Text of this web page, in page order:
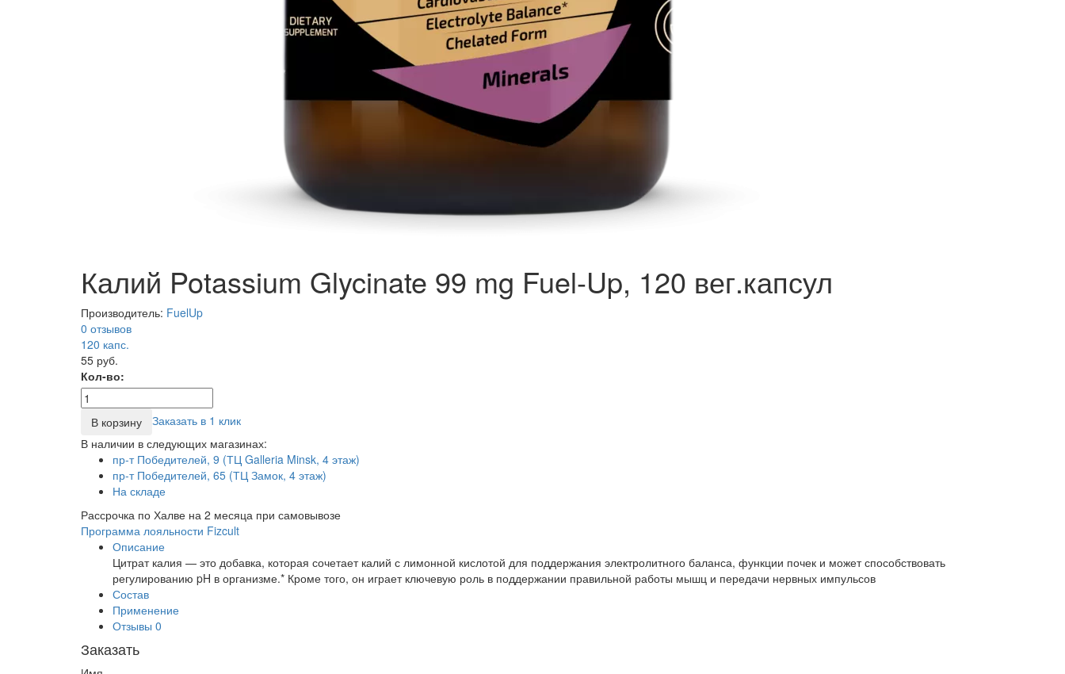
Калий Potassium Glycinate 99 mg Fuel-Up, 120 вег.капсул
Производитель: FuelUp
0 отзывов
120 капс.
55 руб.
Кол-во:
В корзину
Заказать в 1 клик
В наличии в следующих магазинах:
пр-т Победителей, 9 (ТЦ Galleria Minsk, 4 этаж)
пр-т Победителей, 65 (ТЦ Замок, 4 этаж)
На складе
Рассрочка по Халве на 2 месяца при самовывозе
Программа лояльности Fizcult
Описание
Цитрат калия — это добавка, которая сочетает калий с лимонной кислотой для поддержания электролитного баланса, функции почек и может способствовать
регулированию pH в организме.* Кроме того, он играет ключевую роль в поддержании правильной работы мышц и передачи нервных импульсов
Состав
Применение
Отзывы 0
Заказать